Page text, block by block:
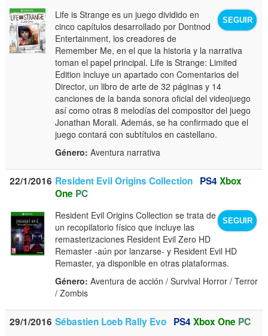
SEGUIR
Life is Strange es un juego dividido en
cinco capítulos desarrollado por Dontnod
Entertainment, los creadores de
Remember Me, en el que la historia y la narrativa
toman el papel principal. Life is Strange: Limited
Edition incluye un apartado con Comentarios del
Director, un libro de arte de 32 páginas y 14
canciones de la banda sonora oficial del videojuego
así como otras 8 melodías del compositor del juego
Jonathan Morali. Además, se ha confirmado que el
juego contará con subtítulos en castellano.
Género: Aventura narrativa
22/1/2016 Resident Evil Origins Collection PS4 Xbox
One PC
SEGUIR
Resident Evil Origins Collection se trata de
un recopilatorio físico que incluye las
remasterizaciones Resident Evil Zero HD
Remaster -aún por lanzarse- y Resident Evil HD
Remaster, ya disponible en otras plataformas.
Género: Aventura de acción / Survival Horror / Terror
/ Zombis
29/1/2016 Sébastien Loeb Rally Evo PS4 Xbox One PC